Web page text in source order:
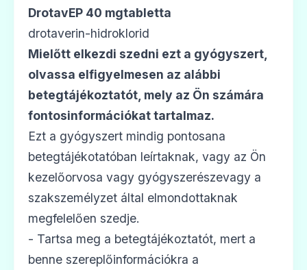
DrotavEP 40 mgtabletta
drotaverin-hidroklorid
Mielőtt elkezdi szedni ezt a gyógyszert,
olvassa elfigyelmesen az alábbi
betegtájékoztatót, mely az Ön számára
fontosinformációkat tartalmaz.
Ezt a gyógyszert mindig pontosana
betegtájékotatóban leírtaknak, vagy az Ön
kezelőorvosa vagy gyógyszerészevagy a
szakszemélyzet által elmondottaknak
megfelelően szedje.
- Tartsa meg a betegtájékoztatót, mert a
benne szereplőinformációkra a